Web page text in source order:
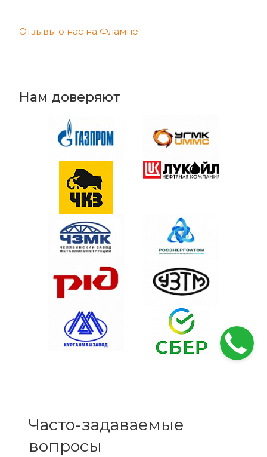
Отзывы о нас на Флампе
Нам доверяют
Часто-задаваемые
вопросы